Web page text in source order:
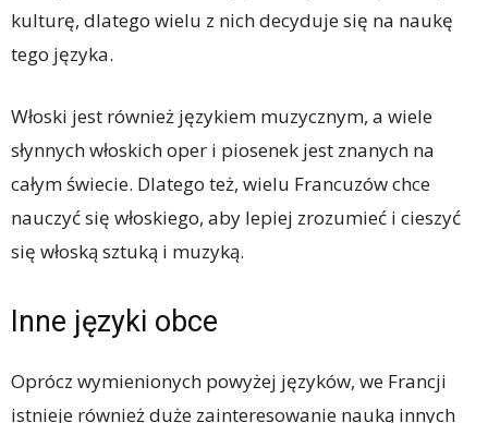
kulturę, dlatego wielu z nich decyduje się na naukę
tego języka.
Włoski jest również językiem muzycznym, a wiele
słynnych włoskich oper i piosenek jest znanych na
całym świecie. Dlatego też, wielu Francuzów chce
nauczyć się włoskiego, aby lepiej zrozumieć i cieszyć
się włoską sztuką i muzyką.
Inne języki obce
Oprócz wymienionych powyżej języków, we Francji
istnieje również duże zainteresowanie nauką innych